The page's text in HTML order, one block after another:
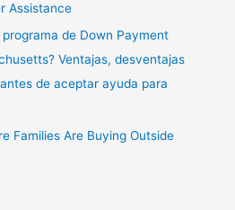
Assistance
de Down Payment
Ventajas, desventajas
de aceptar ayuda para
Families Are Buying Outside